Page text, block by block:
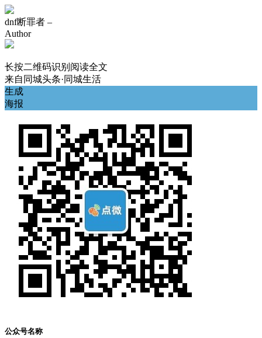
dnf断罪者 –
Author
长按二维码识别阅读全文
来自 同城头条·同城生活
生成
海报
公众号名称